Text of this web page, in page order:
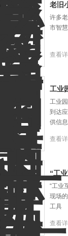
老旧
许多
市智
查看
工业
工业
到达
供信
查看
“工
“工业
现场
工具
查看